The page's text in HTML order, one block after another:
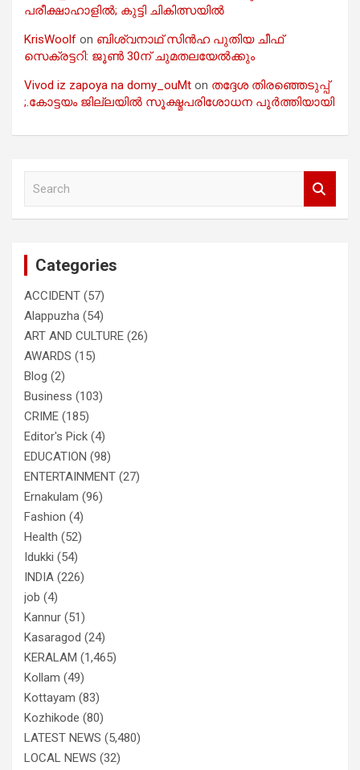
പരീക്ഷാഹാളിൽ; കുട്ടി ചികിത്സയിൽ
KrisWoolf on ബിശ്വനാഥ് സിൻഹ പുതിയ ചീഫ്
സെക്രട്ടറി: ജൂൺ 30ന് ചുമതലയേൽക്കും
Vivod iz zapoya na domy_ouMt on തദ്ദേശ തിരഞ്ഞെടുപ്പ്
;.കോട്ടയം ജില്ലയിൽ സൂക്ഷ്മപരിശോധന പൂർത്തിയായി
Categories
ACCIDENT (57)
Alappuzha (54)
ART AND CULTURE (26)
AWARDS (15)
Blog (2)
Business (103)
CRIME (185)
Editor's Pick (4)
EDUCATION (98)
ENTERTAINMENT (27)
Ernakulam (96)
Fashion (4)
Health (52)
Idukki (54)
INDIA (226)
job (4)
Kannur (51)
Kasaragod (24)
KERALAM (1,465)
Kollam (49)
Kottayam (83)
Kozhikode (80)
LATEST NEWS (5,480)
LOCAL NEWS (32)